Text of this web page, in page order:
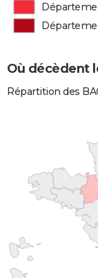
Où décèdent
Répartition des